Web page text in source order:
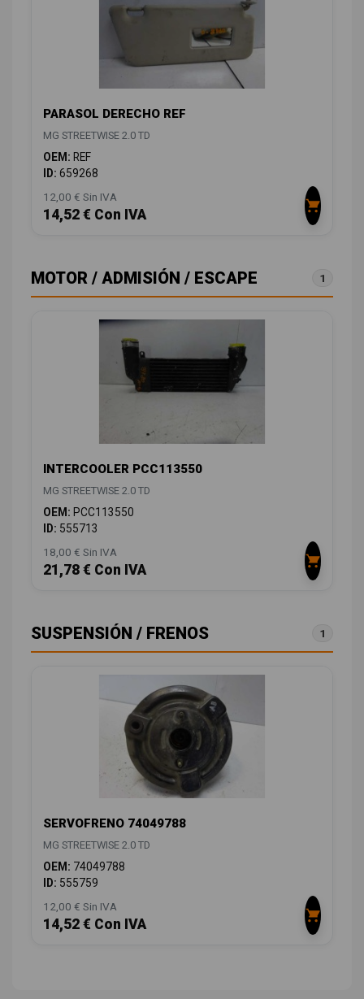
PARASOL DERECHO REF
MG STREETWISE 2.0 TD
OEM: REF
ID: 659268
12,00 € Sin IVA
14,52 € Con IVA
MOTOR / ADMISIÓN / ESCAPE 1
INTERCOOLER PCC113550
MG STREETWISE 2.0 TD
OEM: PCC113550
ID: 555713
18,00 € Sin IVA
21,78 € Con IVA
SUSPENSIÓN / FRENOS 1
SERVOFRENO 74049788
MG STREETWISE 2.0 TD
OEM: 74049788
ID: 555759
12,00 € Sin IVA
14,52 € Con IVA